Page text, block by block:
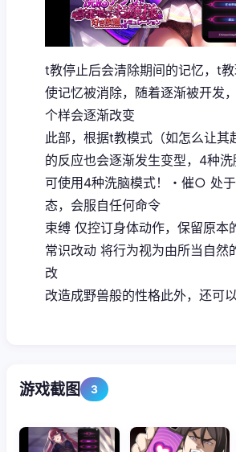
t教停止后会清除期间的记忆，t
使记忆被消除，随着逐渐被开发
个样会逐渐改变
此部，根据t教模式（如怎么让其
的反应也会逐渐发生变型，4种
可使用4种洗脑模式！・催○ 处
态，会服自任何命令
束缚 仅控订身体动作，保留原本
常识改动 将行为视为由所当自然
改
改造成野兽般的性格此外，还可
游戏截图 3